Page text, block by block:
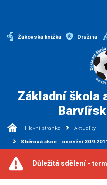
Žákovská knížka Družina
Základní škola
Hlavní stránka Aktuality
Sběrová akce - ocenění
Důležitá sdělení -